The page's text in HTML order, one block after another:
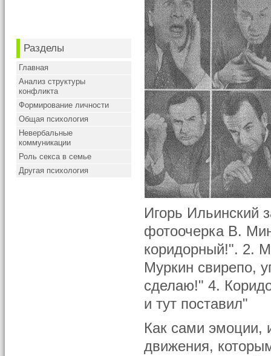
Разделы
Главная
Анализ структуры
конфликта
Формирование личности
Общая психология
Невербальные
коммуникации
Роль секса в семье
Другая психология
Игорь Ильинский
фотоочерка В.
коридорный!". 2.
Муркин свирепо,
сделаю!" 4.
и тут поставил"
Как сами эмоции,
движения,